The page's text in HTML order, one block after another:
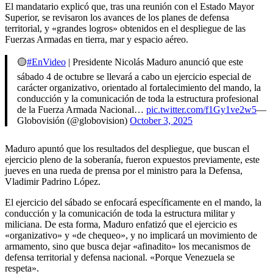
El mandatario explicó que, tras una reunión con el Estado Mayor
Superior, se revisaron los avances de los planes de defensa
territorial, y «grandes logros» obtenidos en el despliegue de las
Fuerzas Armadas en tierra, mar y espacio aéreo.
🟡#EnVideo | Presidente Nicolás Maduro anunció que este
sábado 4 de octubre se llevará a cabo un ejercicio especial de
carácter organizativo, orientado al fortalecimiento del mando, la
conducción y la comunicación de toda la estructura profesional
de la Fuerza Armada Nacional… pic.twitter.com/f1Gy1ve2w5—
Globovisión (@globovision) October 3, 2025
Maduro apuntó que los resultados del despliegue, que buscan el
ejercicio pleno de la soberanía, fueron expuestos previamente, este
jueves en una rueda de prensa por el ministro para la Defensa,
Vladimir Padrino López.
El ejercicio del sábado se enfocará específicamente en el mando, la
conducción y la comunicación de toda la estructura militar y
miliciana. De esta forma, Maduro enfatizó que el ejercicio es
«organizativo» y «de chequeo», y no implicará un movimiento de
armamento, sino que busca dejar «afinadito» los mecanismos de
defensa territorial y defensa nacional. «Porque Venezuela se
respeta».